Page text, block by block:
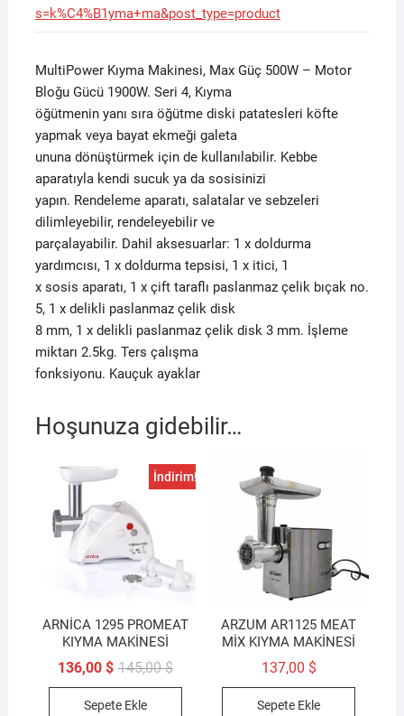
s=k%C4%B1yma+ma&post_type=product
MultiPower Kıyma Makinesi, Max Güç 500W – Motor
Bloğu Gücü 1900W. Seri 4, Kıyma
öğütmenin yanı sıra öğütme diski patatesleri köfte
yapmak veya bayat ekmeği galeta
ununa dönüştürmek için de kullanılabilir. Kebbe
aparatıyla kendi sucuk ya da sosisinizi
yapın. Rendeleme aparatı, salatalar ve sebzeleri
dilimleyebilir, rendeleyebilir ve
parçalayabilir. Dahil aksesuarlar: 1 x doldurma
yardımcısı, 1 x doldurma tepsisi, 1 x itici, 1
x sosis aparatı, 1 x çift taraflı paslanmaz çelik bıçak no.
5, 1 x delikli paslanmaz çelik disk
8 mm, 1 x delikli paslanmaz çelik disk 3 mm. İşleme
miktarı 2.5kg. Ters çalışma
fonksiyonu. Kauçuk ayaklar
Hoşunuza gidebilir…
İndirim!
ARNİCA 1295 PROMEAT
KIYMA MAKİNESİ
145,00$Orijinal
136,00 $
Şu
Sepete Ekle
ARZUM AR1125 MEAT
MİX KIYMA MAKİNESİ
137,00 $
Sepete Ekle